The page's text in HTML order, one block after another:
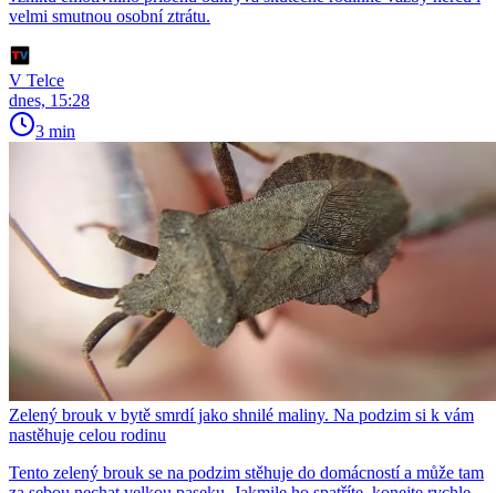
velmi smutnou osobní ztrátu.
V Telce
dnes, 15:28
3 min
Zelený brouk v bytě smrdí jako shnilé maliny. Na podzim si k vám
nastěhuje celou rodinu
Tento zelený brouk se na podzim stěhuje do domácností a může tam